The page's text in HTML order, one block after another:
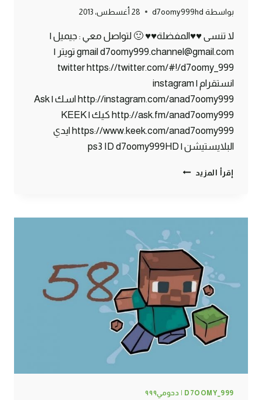
بواسطة d7oomy999hd 28 أغسطس، 2013
لا تنسى ♥♥المفضلة♥♥ 🙂 لتواصل معي : جيميل |
gmail d7oomy999.channel@gmail.com تويتر |
twitter https://twitter.com/#!/d7oomy_999
انستقرام | instagram
http://instagram.com/anad7oomy999 اسك | Ask
http://ask.fm/anad7oomy999 كيك | KEEK
https://www.keek.com/anad7oomy999 ايدي
البلايستيشن | ps3 ID d7oomy999HD
إقرأ المزيد ماين
الجميل
59#
MINECRAFT
:
D7OOMY999
D7OOMY_999 | دحومي٩٩٩